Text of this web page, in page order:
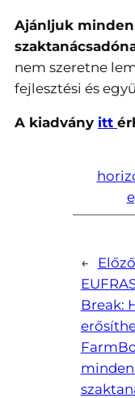
Ajánljuk
nem szeretne
fejlesztési és
A kiadvány itt
←
Break: